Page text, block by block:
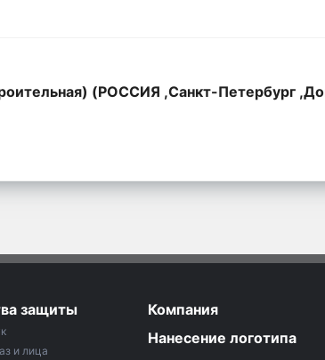
(РОССИЯ ,Санкт-Петербург
защиты
и лица
Компания
Нанесение логотипа